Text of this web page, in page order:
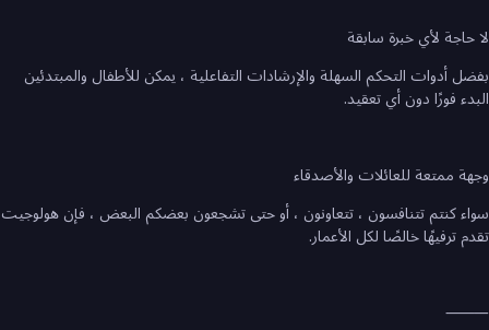
لا حاجة لأي خبرة سابقة
بفضل أدوات التحكم السهلة والإرشادات التفاعلية ، يمكن للأطفال والمبتدئين
البدء فورًا دون أي تعقيد.
وجهة ممتعة للعائلات والأصدقاء
سواء كنتم تتنافسون ، تتعاونون ، أو حتى تشجعون بعضكم البعض ، فإن هولوجيت
تقدم ترفيهًا خالصًا لكل الأعمار.
⸻